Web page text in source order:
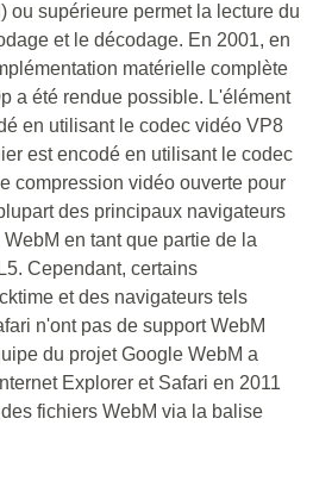
ou supérieure permet la lecture du
et le décodage. En 2001, en
matérielle complète
a été rendue possible. L'élément
en utilisant le codec vidéo VP8
est encodé en utilisant le codec
compression vidéo ouverte pour
des principaux navigateurs
en tant que partie de la
Cependant, certains
et des navigateurs tels
n'ont pas de support WebM
du projet Google WebM a
Explorer et Safari en 2011
fichiers WebM via la balise